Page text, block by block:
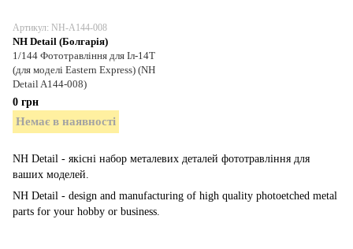
Артикул: NH-A144-008
NH Detail (Болгарія)
1/144 Фототравління для Іл-14Т
(для моделі Eastern Express) (NH
Detail A144-008)
0 грн
Немає в наявності
NH Detail - якісні набор металевих деталей фототравління для
ваших моделей.
NH Detail - design and manufacturing of high quality photoetched metal
parts for your hobby or business.